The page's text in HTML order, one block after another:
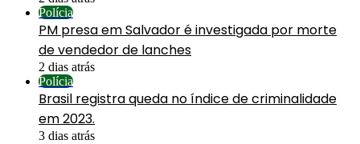
Polícia
PM presa em Salvador é investigada por morte
de vendedor de lanches
2 dias atrás
Polícia
Brasil registra queda no índice de criminalidade
em 2023.
3 dias atrás